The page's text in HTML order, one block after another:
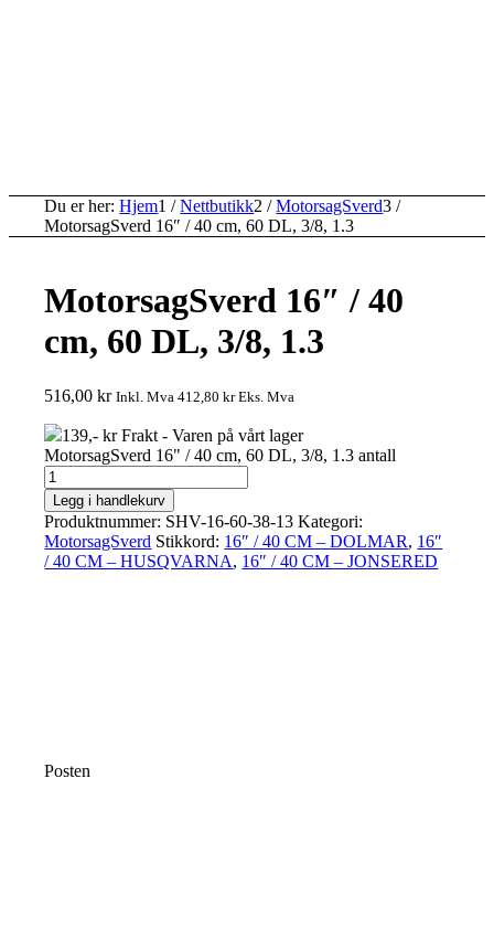
Du er her: Hjem1 / Nettbutikk2 / MotorsagSverd3 /
MotorsagSverd 16″ / 40 cm, 60 DL, 3/8, 1.3
MotorsagSverd 16″ / 40
cm, 60 DL, 3/8, 1.3
516,00kr Inkl. Mva412,80krEks. Mva
139,- kr Frakt - Varen på vårt lager
MotorsagSverd 16" / 40 cm, 60 DL, 3/8, 1.3 antall
Legg i handlekurv
Produktnummer: SHV-16-60-38-13 Kategori:
MotorsagSverd Stikkord: 16″ / 40 CM – DOLMAR, 16″
/ 40 CM – HUSQVARNA, 16″ / 40 CM – JONSERED
Posten